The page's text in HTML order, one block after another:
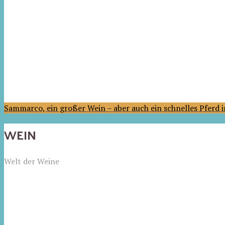
Sammarco, ein großer Wein – aber auch ein schnelles Pferd
WEIN
Welt der Weine